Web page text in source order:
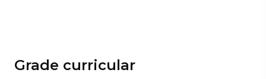
Grade curricular